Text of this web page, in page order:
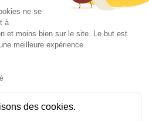
du
ne se
à
et moins bien sur le site. Le but est
meilleure expérience.
des cookies.